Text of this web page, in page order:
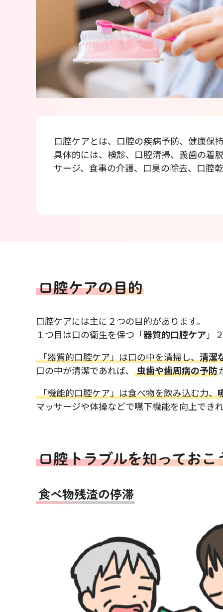
口腔ケアとは、口腔の疾病予防、健康保
具体的には、検診、口腔清掃、義歯の着
サージ、食事の介護、口臭の除去、口腔
口腔ケアの目的
口腔ケアには主に２つの目的があります。
１つ目は口の衛生を保つ「器質的口腔ケア」
「器質的口腔ケア」は口の中を清掃し、清潔
口の中が清潔であれば、
虫歯や歯周病の予防
「機能的口腔ケア」は食べ物を飲み込む力、
マッサージや体操などで嚥下機能を向上でき
口腔トラブルを知っておこ
食べ物残渣の停滞